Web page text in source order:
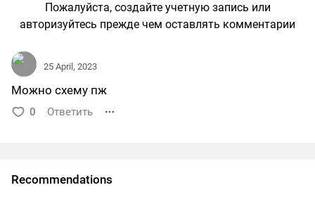
Пожалуйста, создайте учетную запись или
авторизуйтесь прежде чем оставлять комментарии
25 April, 2023
Можно схему пж
0 Ответить
Recommendations